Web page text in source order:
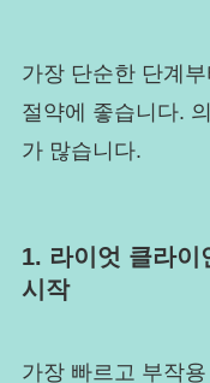
가장 단순한 단계
절약에 좋습니다.
가 많습니다.
1. 라이엇 클라이
시작
가장 빠르고 부작